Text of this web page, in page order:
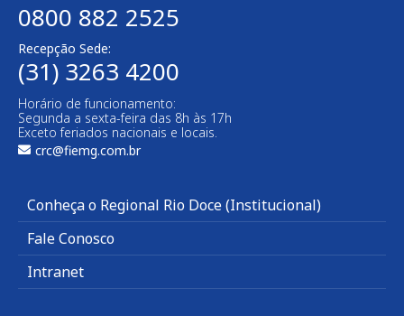
0800 882 2525
Recepção Sede:
(31) 3263 4200
Horário de funcionamento:
Segunda a sexta-feira das 8h às 17h
Exceto feriados nacionais e locais.
crc@fiemg.com.br
Conheça o Regional Rio Doce (Institucional)
Fale Conosco
Intranet